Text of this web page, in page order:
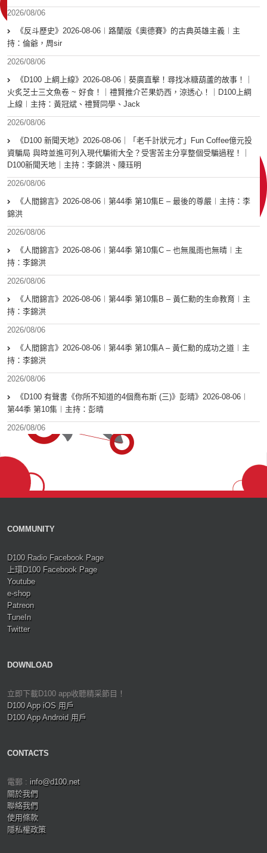
2026/08/06
《反斗歷史》2026-08-06︱路蘭版《奧德賽》的古典英雄主義︱主
持：倫爺，周sir
2026/08/06
《D100 上綱上線》2026-08-06｜葵廣直擊！尋找冰糖葫蘆的故事！｜
火炙芝士三文魚卷 ~ 好食！｜禮賢推介芒果奶西，涼透心！｜D100上綱
上線︱主持：黃冠斌、禮賢同學、Jack
2026/08/06
《D100 新聞天地》2026-08-06｜「老千計狀元才」Fun Coffee億元投
資騙局 與時並進可列入現代騙術大全？受害苦主分享整個受騙過程！｜
D100新聞天地｜主持：李錦洪、陳珏明
2026/08/06
《人間錦言》2026-08-06︱第44季 第10集E – 最後的尊嚴︱主持：李
錦洪
2026/08/06
《人間錦言》2026-08-06︱第44季 第10集C – 也無風雨也無晴︱主
持：李錦洪
2026/08/06
《人間錦言》2026-08-06︱第44季 第10集B – 黃仁勳的生命教育︱主
持：李錦洪
2026/08/06
《人間錦言》2026-08-06︱第44季 第10集A – 黃仁勳的成功之道︱主
持：李錦洪
2026/08/06
《D100 有聲書《你所不知道的4個喬布斯 (三)》彭晴》2026-08-06︱
第44季 第10集︱主持：彭晴
2026/08/06
COMMUNITY
D100 Radio Facebook Page
上環D100 Facebook Page
Youtube
e-shop
Patreon
TuneIn
Twitter
DOWNLOAD
立即下載D100 app收聽精采節目！
D100 App iOS 用戶
D100 App Android 用戶
CONTACTS
電郵 : info@d100.net
關於我們
聯絡我們
使用條款
隱私權政策